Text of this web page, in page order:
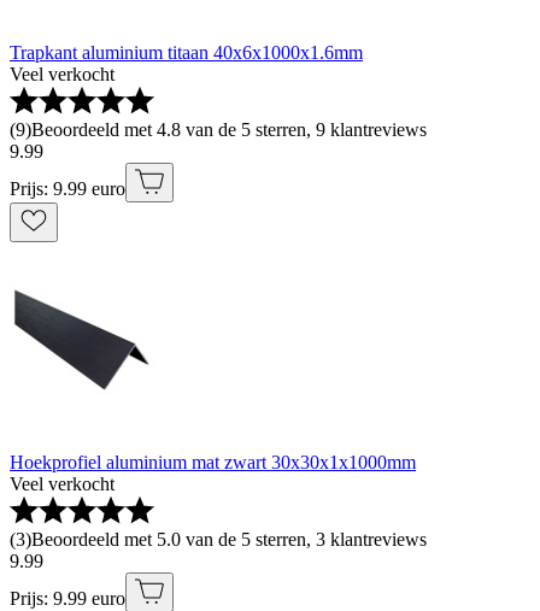
Trapkant aluminium titaan 40x6x1000x1.6mm
Veel verkocht
(9)Beoordeeld met 4.8 van de 5 sterren, 9 klantreviews
9.99
Prijs: 9.99 euro
Hoekprofiel aluminium mat zwart 30x30x1x1000mm
Veel verkocht
(3)Beoordeeld met 5.0 van de 5 sterren, 3 klantreviews
9.99
Prijs: 9.99 euro